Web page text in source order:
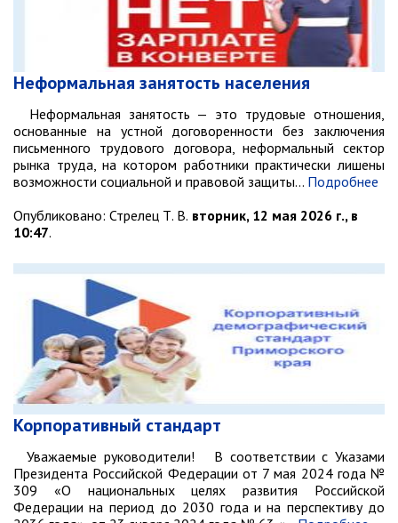
Партизанске
Росреестр
Новости
Анонсы
Объявления
Публичные слушания
ПОСЛЕДНИЕ МАТЕРИАЛЫ
Новости от primorsky.ru
СВО
Неформальная занятость населения
Неформальная занятость — это трудовые отношения,
основанные на устной договоренности без заключения
письменного трудового договора, неформальный сектор
рынка труда, на котором работники практически лишены
возможности социальной и правовой защиты… Подробнее
Опубликовано: Стрелец Т. В. вторник, 12 мая 2026 г., в
10:47.
Корпоративный стандарт
Уважаемые руководители! В соответствии с Указами
Президента Российской Федерации от 7 мая 2024 года №
309 «О национальных целях развития Российской
Федерации на период до 2030 года и на перспективу до